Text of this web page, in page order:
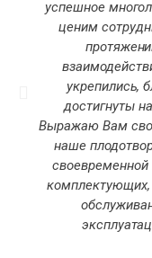
успешное
ценим
укрепились,
достигнуты
Выражаю Вам
наше
своевременной